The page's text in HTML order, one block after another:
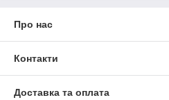
Про нас
Контакти
Доставка та оплата